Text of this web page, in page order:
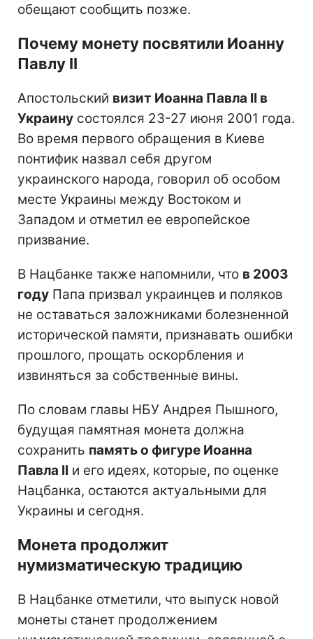
обещают сообщить позже.
Почему монету посвятили Иоанну
Павлу II
Апостольский визит Иоанна Павла II в
Украину состоялся 23-27 июня 2001 года.
Во время первого обращения в Киеве
понтифик назвал себя другом
украинского народа, говорил об особом
месте Украины между Востоком и
Западом и отметил ее европейское
призвание.
В Нацбанке также напомнили, что в 2003
году Папа призвал украинцев и поляков
не оставаться заложниками болезненной
исторической памяти, признавать ошибки
прошлого, прощать оскорбления и
извиняться за собственные вины.
По словам главы НБУ Андрея Пышного,
будущая памятная монета должна
сохранить память о фигуре Иоанна
Павла II и его идеях, которые, по оценке
Нацбанка, остаются актуальными для
Украины и сегодня.
Монета продолжит
нумизматическую традицию
В Нацбанке отметили, что выпуск новой
монеты станет продолжением